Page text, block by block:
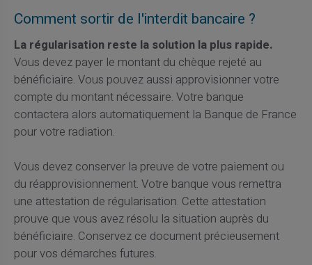
Comment sortir de l'interdit bancaire ?
La régularisation reste la solution la plus rapide.
Vous devez payer le montant du chèque rejeté au
bénéficiaire. Vous pouvez aussi approvisionner votre
compte du montant nécessaire. Votre banque
contactera alors automatiquement la Banque de France
pour votre radiation.
Vous devez conserver la preuve de votre paiement ou
du réapprovisionnement. Votre banque vous remettra
une attestation de régularisation. Cette attestation
prouve que vous avez résolu la situation auprès du
bénéficiaire. Conservez ce document précieusement
pour vos démarches futures.